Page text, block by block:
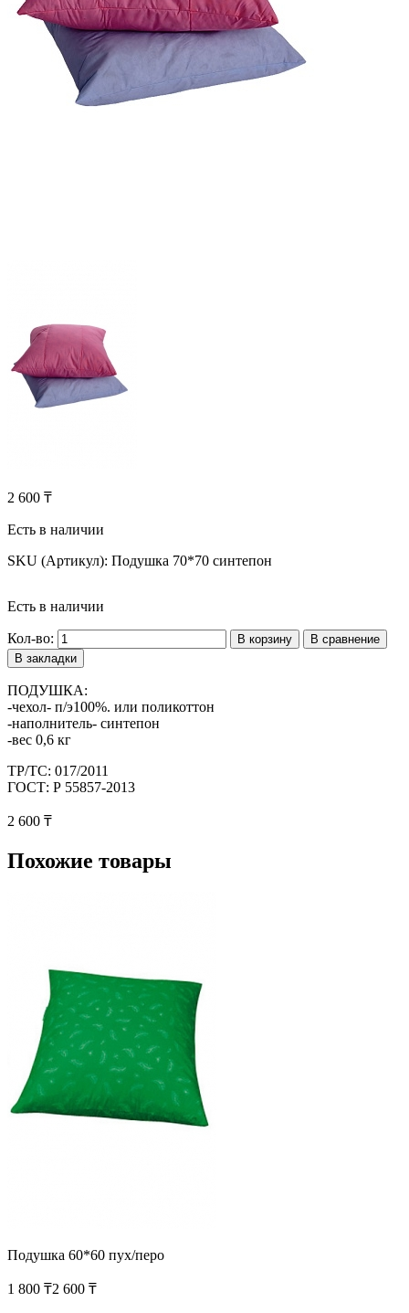
2 600 ₸
Есть в наличии
SKU (Артикул): Подушка 70*70 синтепон
Есть в наличии
Кол-во: В корзину
В сравнение
В закладки
ПОДУШКА:
-чехол- п/э100%. или поликоттон
-наполнитель- синтепон
-вес 0,6 кг
ТР/ТС: 017/2011
ГОСТ: Р 55857-2013
2 600 ₸
Похожие товары
Подушка 60*60 пух/перо
1 800 ₸2 600 ₸